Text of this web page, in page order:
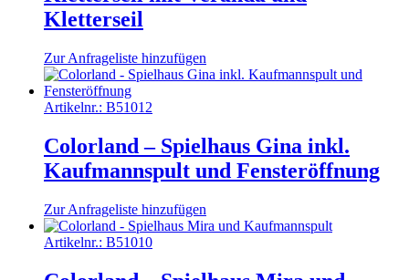
Kletterseil
Zur Anfrageliste hinzufügen
Artikelnr.: B51012
Colorland – Spielhaus Gina inkl.
Kaufmannspult und Fensteröffnung
Zur Anfrageliste hinzufügen
Artikelnr.: B51010